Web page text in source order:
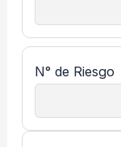
N° de Riesgo